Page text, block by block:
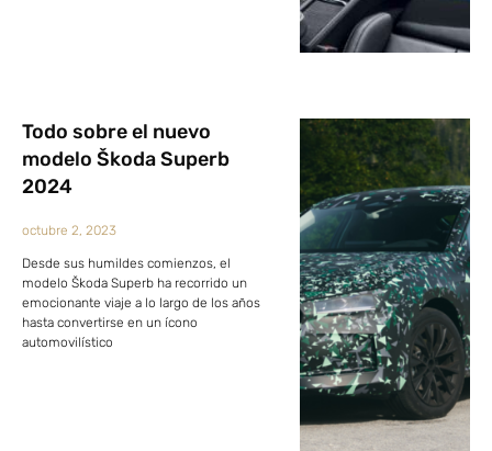
Todo sobre el nuevo
modelo Škoda Superb
2024
octubre 2, 2023
Desde sus humildes comienzos, el
modelo Škoda Superb ha recorrido un
emocionante viaje a lo largo de los años
hasta convertirse en un ícono
automovilístico